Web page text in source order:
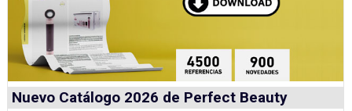
Nuevo Catálogo 2026 de Perfect Beauty